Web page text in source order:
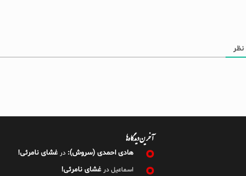
آخرین دیدگاه‌ها
هادی احمدی (سروش): درغشای نامرئی!
اسماعیل درغشای نامرئی!